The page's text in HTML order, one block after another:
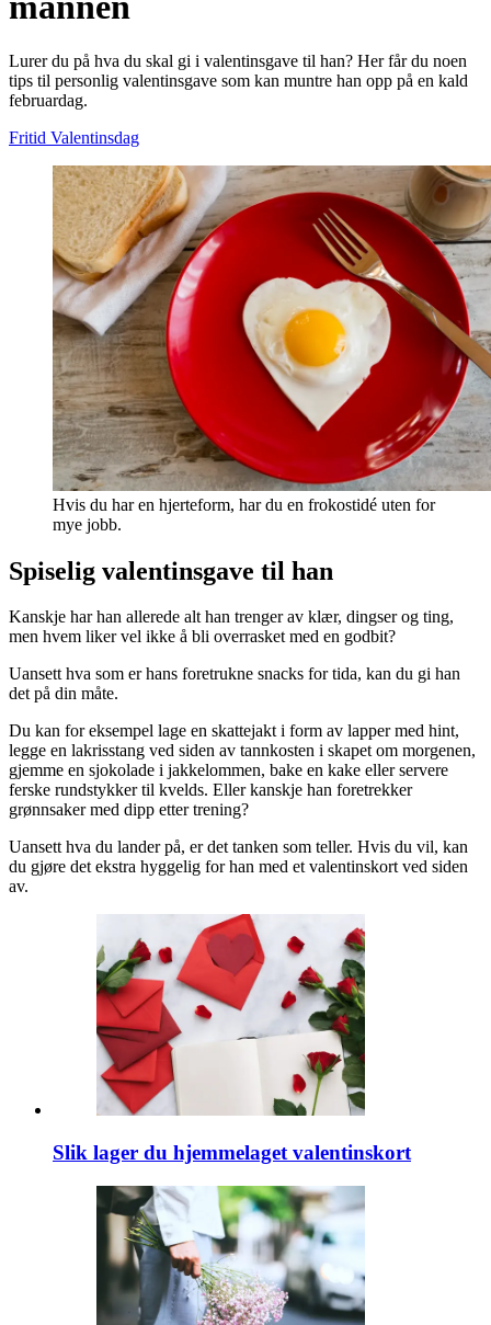
Lurer du på hva du skal gi i valentinsgave til han? Her får du noen
tips til personlig valentinsgave som kan muntre han opp på en kald
februardag.
Fritid Valentinsdag
Hvis du har en hjerteform, har du en frokostidé uten for
mye jobb.
Spiselig valentinsgave til han
Kanskje har han allerede alt han trenger av klær, dingser og ting,
men hvem liker vel ikke å bli overrasket med en godbit?
Uansett hva som er hans foretrukne snacks for tida, kan du gi han
det på din måte.
Du kan for eksempel lage en skattejakt i form av lapper med hint,
legge en lakrisstang ved siden av tannkosten i skapet om morgenen,
gjemme en sjokolade i jakkelommen, bake en kake eller servere
ferske rundstykker til kvelds. Eller kanskje han foretrekker
grønnsaker med dipp etter trening?
Uansett hva du lander på, er det tanken som teller. Hvis du vil, kan
du gjøre det ekstra hyggelig for han med et valentinskort ved siden
av.
Slik lager du hjemmelaget valentinskort